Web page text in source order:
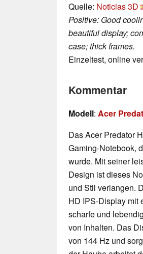
Quelle: Noticias 3D
Positive: Good
beautiful display;
case; thick frames.
Einzeltest, online
Kommentar
Modell: Acer
Das Acer Predator
Gaming-Notebook,
wurde. Mit seiner
Design ist dieses
und Stil verlangen.
HD IPS-Display mit
scharfe und
von Inhalten. Das
von 144 Hz und